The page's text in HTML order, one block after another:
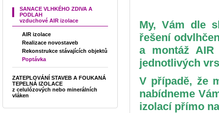
My, Vám dle
řešení
a montáž
jednotlivých
V případě, že
nabídneme
izolací přímo
SANACE VLHKÉHO ZDIVA A
PODLAH
vzduchové AIR izolace
AIR izolace
Realizace novostaveb
Rekonstrukce stávajících objektů
Poptávka
ZATEPLOVÁNÍ STAVEB A FOUKANÁ
TEPELNÁ IZOLACE
z celulózových nebo minerálních
vláken